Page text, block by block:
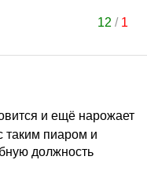
12 / 1
и ещё нарожает
таким пиаром и
должность